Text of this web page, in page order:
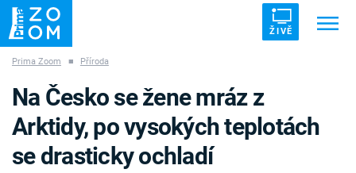
ŽIVĚ
ZÁHADY VETŘELCI DÁVNOVĚKU
Prima Zoom ■ Příroda
Na Česko se žene mráz z
Arktidy, po vysokých teplotách
se drasticky ochladí